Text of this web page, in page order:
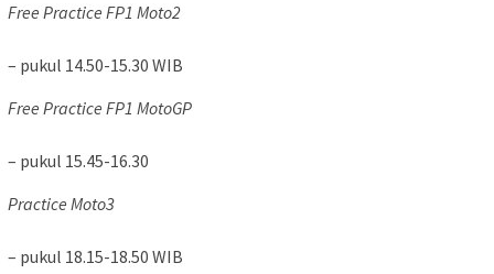
Free Practice FP1 Moto2
– pukul 14.50-15.30 WIB
Free Practice FP1 MotoGP
– pukul 15.45-16.30
Practice Moto3
– pukul 18.15-18.50 WIB